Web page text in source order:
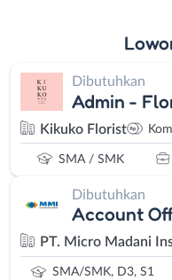
Dibutuhkan
Admin -
Kikuko Florist
SMA / SMK
Dibutuhkan
Account
PT. Micro Madani
SMA/SMK, D3, S1